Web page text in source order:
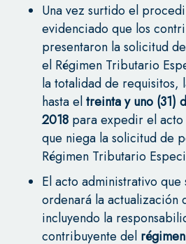
Una vez surtido el
evidenciado que los
presentaron la solicitud
el Régimen Tributario
la totalidad de requisitos,
hasta eltreinta y uno (31)
2018 para expedir el
que niega la solicitud de
Régimen Tributario
El acto administrativo
ordenará la actualización
incluyendo la
contribuyente del